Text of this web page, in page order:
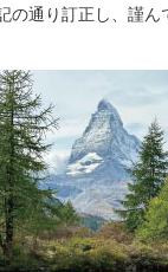
の通り訂正し、謹ん